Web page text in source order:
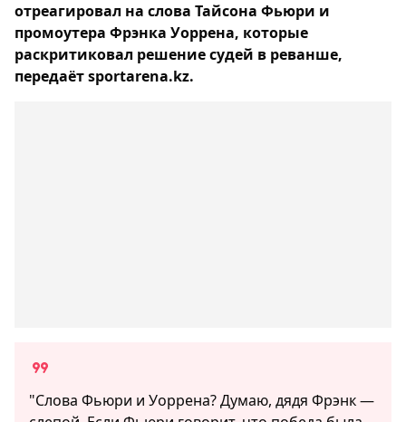
отреагировал на слова Тайсона Фьюри и
промоутера Фрэнка Уоррена, которые
раскритиковал решение судей в реванше,
передаёт sportarena.kz.
"Слова Фьюри и Уоррена? Думаю, дядя Фрэнк —